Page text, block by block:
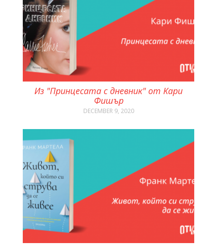
Из "Принцесата с дневник" от Кари
Фишър
DECEMBER 9, 2020